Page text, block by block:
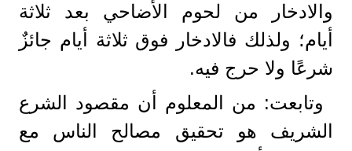
والادخار من لحوم الأضاحي بعد ثلاثة
أيام؛ ولذلك فالادخار فوق ثلاثة أيام جائزٌ
شرعًا ولا حرج فيه.
وتابعت: من المعلوم أن مقصود الشرع
الشريف هو تحقيق مصالح الناس مع